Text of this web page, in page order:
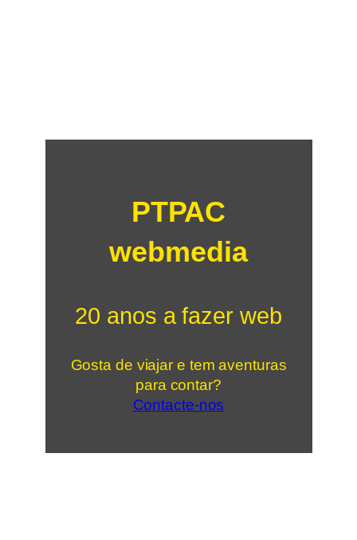
PTPAC
webmedia
20 anos a fazer web
Gosta de viajar e tem aventuras
para contar?
Contacte-nos